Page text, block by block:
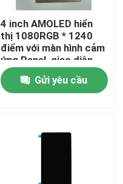
4 inch AMOLED hiển
thị 1080RGB * 1240
điểm với màn hình cảm
ứng Panel, giao diện
MIPI, điều khiển IC
CH13726 800c/d
Gửi yêu cầu